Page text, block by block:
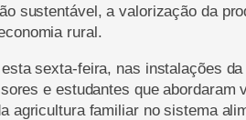
sustentável, a valorização da
rural.
sexta-feira, nas instalações
e estudantes que abordaram
agricultura familiar no sistema